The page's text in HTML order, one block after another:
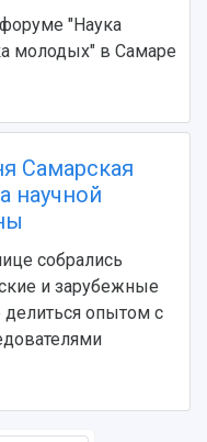
двигателей
кампус
организации
"Наука
молодых" в Самаре
Самарская
научной
собрались
и зарубежные
опытом с